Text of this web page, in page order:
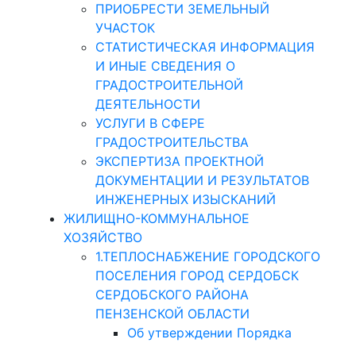
ПРИОБРЕСТИ ЗЕМЕЛЬНЫЙ
УЧАСТОК
СТАТИСТИЧЕСКАЯ ИНФОРМАЦИЯ
И ИНЫЕ СВЕДЕНИЯ О
ГРАДОСТРОИТЕЛЬНОЙ
ДЕЯТЕЛЬНОСТИ
УСЛУГИ В СФЕРЕ
ГРАДОСТРОИТЕЛЬСТВА
ЭКСПЕРТИЗА ПРОЕКТНОЙ
ДОКУМЕНТАЦИИ И РЕЗУЛЬТАТОВ
ИНЖЕНЕРНЫХ ИЗЫСКАНИЙ
ЖИЛИЩНО-КОММУНАЛЬНОЕ
ХОЗЯЙСТВО
1.ТЕПЛОСНАБЖЕНИЕ ГОРОДСКОГО
ПОСЕЛЕНИЯ ГОРОД СЕРДОБСК
СЕРДОБСКОГО РАЙОНА
ПЕНЗЕНСКОЙ ОБЛАСТИ
Об утверждении Порядка